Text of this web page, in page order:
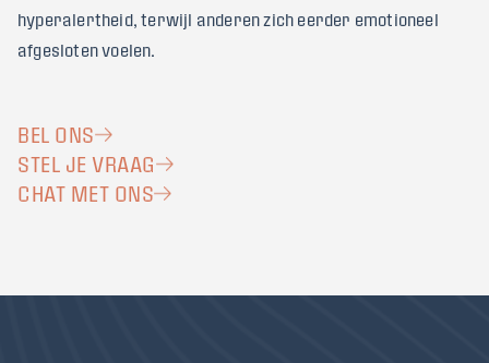
hyperalertheid, terwijl anderen zich eerder emotioneel
afgesloten voelen.
BEL ONS
STEL JE VRAAG
CHAT MET ONS